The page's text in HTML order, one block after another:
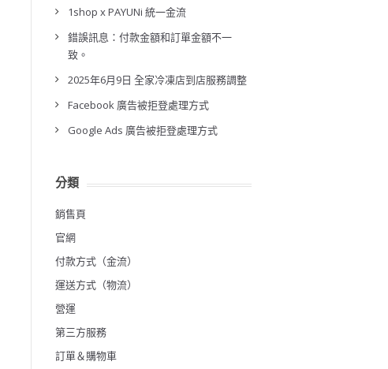
1shop x PAYUNi 統一金流
錯誤訊息：付款金額和訂單金額不一
致。
2025年6月9日 全家冷凍店到店服務調整
Facebook 廣告被拒登處理方式
Google Ads 廣告被拒登處理方式
分類
銷售頁
官網
付款方式（金流）
運送方式（物流）
營運
第三方服務
訂單＆購物車